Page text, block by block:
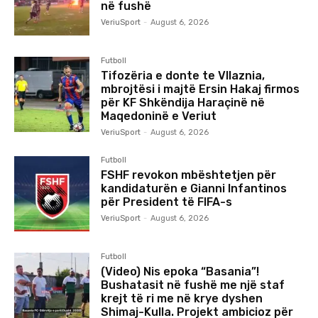
në fushë
VeriuSport - August 6, 2026
Futboll
Tifozëria e donte te Vllaznia,
mbrojtësi i majtë Ersin Hakaj firmos
për KF Shkëndija Haraçinë në
Maqedoninë e Veriut
VeriuSport - August 6, 2026
Futboll
FSHF revokon mbështetjen për
kandidaturën e Gianni Infantinos
për President të FIFA-s
VeriuSport - August 6, 2026
Futboll
(Video) Nis epoka “Basania”!
Bushatasit në fushë me një staf
krejt të ri me në krye dyshen
Shimaj-Kulla. Projekt ambicioz për